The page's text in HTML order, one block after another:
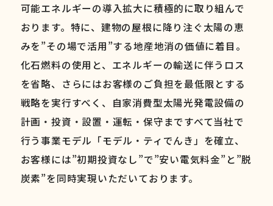
可能エネルギーの導入拡大に積極的に取り組んで
おります。特に、建物の屋根に降り注ぐ太陽の恵
みを”その場で活用”する地産地消の価値に着目。
化石燃料の使用と、エネルギーの輸送に伴うロス
を省略、さらにはお客様のご負担を最低限とする
戦略を実行すべく、自家消費型太陽光発電設備の
計画・投資・設置・運転・保守まですべて当社で
行う事業モデル「モデル・ティでんき」を確立、
お客様には”初期投資なし”で”安い電気料金”と”脱
炭素”を同時実現いただいております。